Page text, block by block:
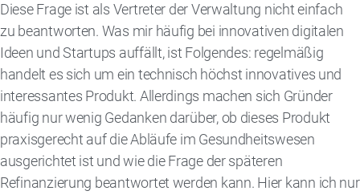
Diese Frage ist als Vertreter der Verwaltung nicht einfach
zu beantworten. Was mir häufig bei innovativen digitalen
Ideen und Startups auffällt, ist Folgendes: regelmäßig
handelt es sich um ein technisch höchst innovatives und
interessantes Produkt. Allerdings machen sich Gründer
häufig nur wenig Gedanken darüber, ob dieses Produkt
praxisgerecht auf die Abläufe im Gesundheitswesen
ausgerichtet ist und wie die Frage der späteren
Refinanzierung beantwortet werden kann. Hier kann ich nur